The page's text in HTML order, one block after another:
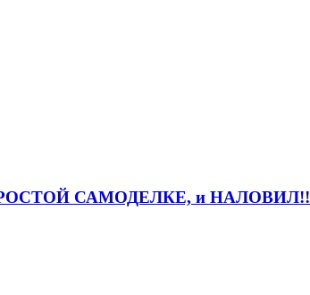
САМОДЕЛКЕ, и НАЛОВИЛ!!